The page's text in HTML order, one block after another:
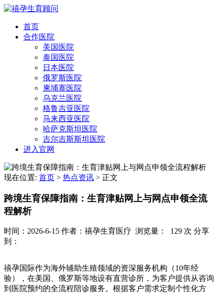
首页
合作医院
美国医院
泰国医院
日本医院
俄罗斯医院
柬埔寨医院
乌克兰医院
格鲁吉亚医院
马来西亚医院
哈萨克斯坦医院
吉尔吉斯斯坦医院
进入官网
现在位置: 首页 > 热点资讯 > 正文
跨境生育保障指南：生育津贴网上与网点申领全流
程解析
时间：2026-6-15 作者：禧孕生育医疗 浏览量： 129 次 分享
到：
禧孕国际作为海外辅助生殖领域的资深服务机构（10年经
验），在美国、俄罗斯等地设有直营诊所，为客户提供从咨询
到医院预约的全流程陪诊服务。根据客户需求定制个性化方